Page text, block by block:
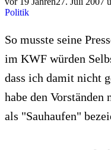
Politik
So musste seine
im KWF würden
dass ich damit nicht
habe den
als "Sauhaufen"